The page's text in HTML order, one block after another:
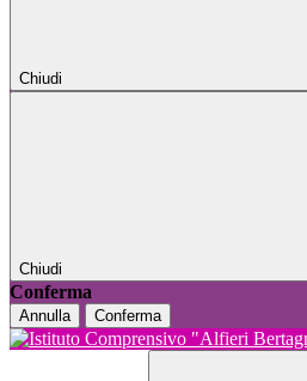
Chiudi
Chiudi
Conferma
Annulla Conferma